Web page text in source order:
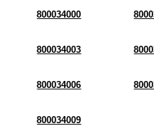
800034000
800034003
800034006
800034009